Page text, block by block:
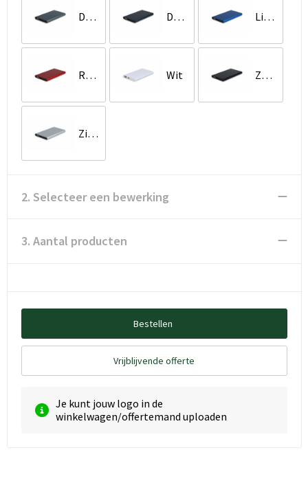
Donker gun metal Donkerblauw Lichtblauw
Rood Wit Zwart
Zilver
2. Selecteer een bewerking
3. Aantal producten
Bestellen
Vrijblijvende offerte
Je kunt jouw logo in de
winkelwagen/offertemand uploaden